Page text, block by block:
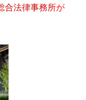
合法律事務所が